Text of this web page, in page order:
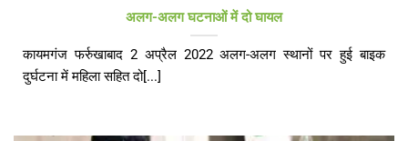
अलग-अलग घटनाओं में दो घायल
कायमगंज फर्रुखाबाद 2 अप्रैल 2022 अलग-अलग स्थानों पर हुई बाइक
दुर्घटना में महिला सहित दो[...]